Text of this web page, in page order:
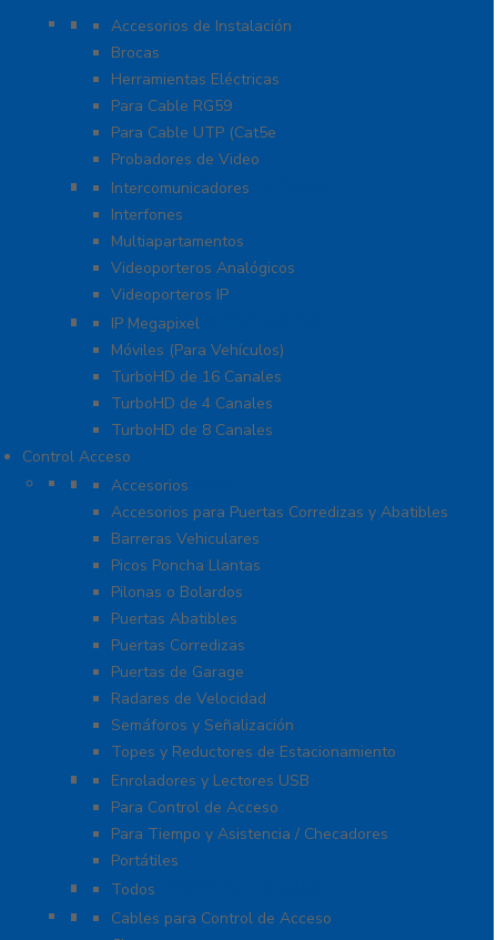
Herramientas
Accesorios de Instalación
Brocas
Herramientas Eléctricas
Para Cable RG59
Para Cable UTP (Cat5e
Probadores de Video
Video Porteros E Interfonos
Intercomunicadores
Interfones
Multiapartamentos
Videoporteros Analógicos
Videoporteros IP
Kits- Sistemas Completos
IP Megapixel
Móviles (Para Vehículos)
TurboHD de 16 Canales
TurboHD de 4 Canales
TurboHD de 8 Canales
Control Acceso
Acceso Vehicular
Accesorios
Accesorios para Puertas Corredizas y Abatibles
Barreras Vehiculares
Picos Poncha Llantas
Pilonas o Bolardos
Puertas Abatibles
Puertas Corredizas
Puertas de Garage
Radares de Velocidad
Semáforos y Señalización
Topes y Reductores de Estacionamiento
Biométricos
Enroladores y Lectores USB
Para Control de Acceso
Para Tiempo y Asistencia / Checadores
Portátiles
Administración de Hoteles
Todos
Accesorios
Cables para Control de Acceso